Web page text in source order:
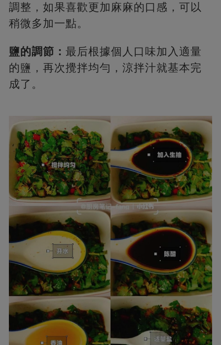
調整，如果喜歡更加麻麻的口感，可以
稍微多加一點。
鹽的調節： 最后根據個人口味加入適量
的鹽，再次攪拌均勻，涼拌汁就基本完
成了。